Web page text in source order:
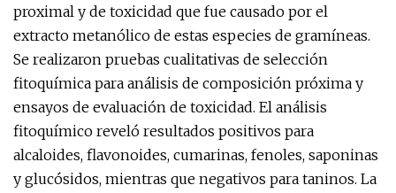
proximal y de toxicidad que fue causado por el
extracto metanólico de estas especies de gramíneas.
Se realizaron pruebas cualitativas de selección
fitoquímica para análisis de composición próxima y
ensayos de evaluación de toxicidad. El análisis
fitoquímico reveló resultados positivos para
alcaloides, flavonoides, cumarinas, fenoles, saponinas
y glucósidos, mientras que negativos para taninos. La